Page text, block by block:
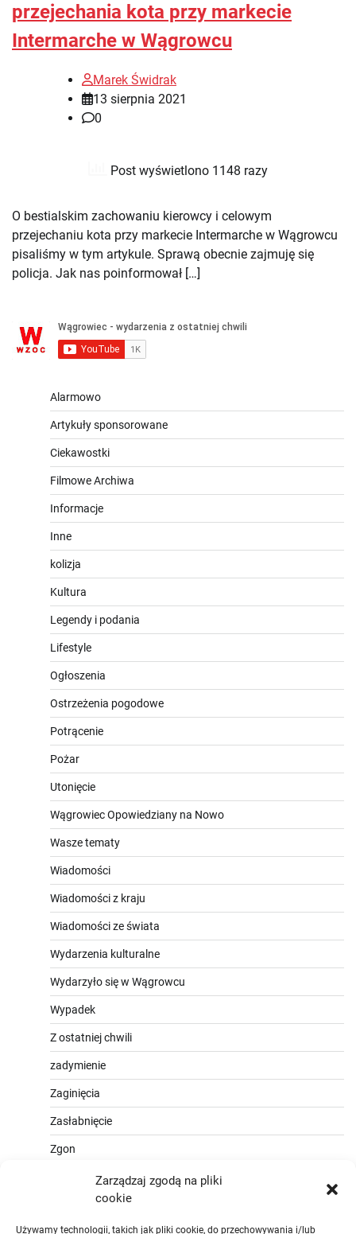
Zarządzaj zgodą na pliki
cookie
Używamy technologii, takich jak pliki cookie, do przechowywania i/lub
przejechania kota przy markecie
Intermarche w Wągrowcu
Marek Świdrak
13 sierpnia 2021
0
Post wyświetlono 1148 razy
O bestialskim zachowaniu kierowcy i celowym
przejechaniu kota przy markecie Intermarche w Wągrowcu
pisaliśmy w tym artykule. Sprawą obecnie zajmuję się
policja. Jak nas poinformował […]
Alarmowo
Artykuły sponsorowane
Ciekawostki
Filmowe Archiwa
Informacje
Inne
kolizja
Kultura
Legendy i podania
Lifestyle
Ogłoszenia
Ostrzeżenia pogodowe
Potrącenie
Pożar
Utonięcie
Wągrowiec Opowiedziany na Nowo
Wasze tematy
Wiadomości
Wiadomości z kraju
Wiadomości ze świata
Wydarzenia kulturalne
Wydarzyło się w Wągrowcu
Wypadek
Z ostatniej chwili
zadymienie
Zaginięcia
Zasłabnięcie
Zgon